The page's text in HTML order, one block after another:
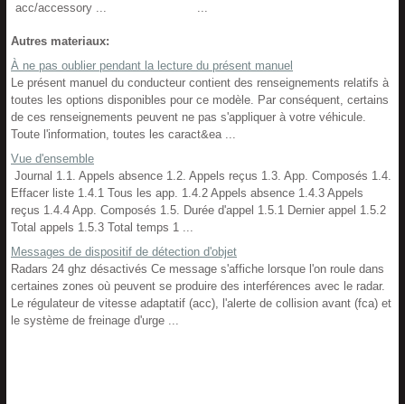
acc/accessory ...
...
Autres materiaux:
À ne pas oublier pendant la lecture du présent manuel
Le présent manuel du conducteur contient des renseignements relatifs à
toutes les options disponibles pour ce modèle. Par conséquent, certains
de ces renseignements peuvent ne pas s'appliquer à votre véhicule.
Toute l'information, toutes les caract&ea ...
Vue d'ensemble
Journal 1.1. Appels absence 1.2. Appels reçus 1.3. App. Composés 1.4.
Effacer liste 1.4.1 Tous les app. 1.4.2 Appels absence 1.4.3 Appels
reçus 1.4.4 App. Composés 1.5. Durée d'appel 1.5.1 Dernier appel 1.5.2
Total appels 1.5.3 Total temps 1 ...
Messages de dispositif de détection d'objet
Radars 24 ghz désactivés Ce message s'affiche lorsque l'on roule dans
certaines zones où peuvent se produire des interférences avec le radar.
Le régulateur de vitesse adaptatif (acc), l'alerte de collision avant (fca) et
le système de freinage d'urge ...